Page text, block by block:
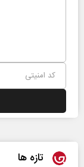
تازه ها